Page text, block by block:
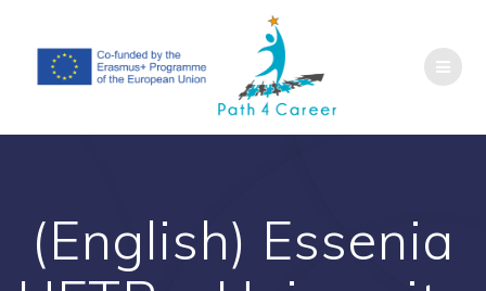
Salta
contenuto
(English) Essenia